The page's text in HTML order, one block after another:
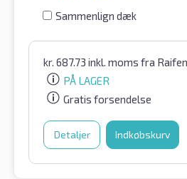
Sammenlign dæk
kr. 687.73 inkl. moms fra
PÅ LAGER
Gratis forsendelse
Detaljer Indkøbskurv